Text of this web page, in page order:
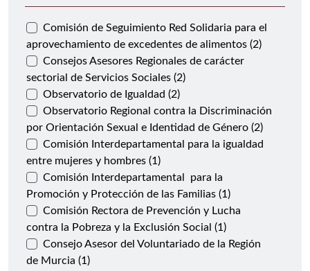
Comisión de Seguimiento Red Solidaria para el
aprovechamiento de excedentes de alimentos (2)
Consejos Asesores Regionales de carácter
sectorial de Servicios Sociales (2)
Observatorio de Igualdad (2)
Observatorio Regional contra la Discriminación
por Orientación Sexual e Identidad de Género (2)
Comisión Interdepartamental para la igualdad
entre mujeres y hombres (1)
Comisión Interdepartamental para la
Promoción y Protección de las Familias (1)
Comisión Rectora de Prevención y Lucha
contra la Pobreza y la Exclusión Social (1)
Consejo Asesor del Voluntariado de la Región
de Murcia (1)